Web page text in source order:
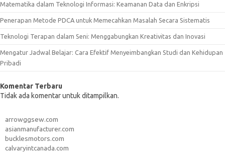
Matematika dalam Teknologi Informasi: Keamanan Data dan Enkripsi
Penerapan Metode PDCA untuk Memecahkan Masalah Secara Sistematis
Teknologi Terapan dalam Seni: Menggabungkan Kreativitas dan Inovasi
Mengatur Jadwal Belajar: Cara Efektif Menyeimbangkan Studi dan Kehidupan
Pribadi
Komentar Terbaru
Tidak ada komentar untuk ditampilkan.
arrowggsew.com
asianmanufacturer.com
bucklesmotors.com
calvaryintcanada.com